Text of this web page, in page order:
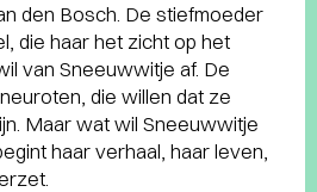
den Bosch. De stiefmoeder
die haar het zicht op het
van Sneeuwwitje af. De
die willen dat ze
Maar wat wil Sneeuwwitje
haar verhaal, haar leven,